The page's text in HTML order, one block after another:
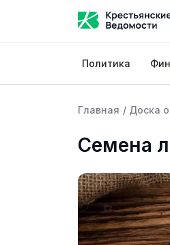
Политика
Главная / Доска
Семена